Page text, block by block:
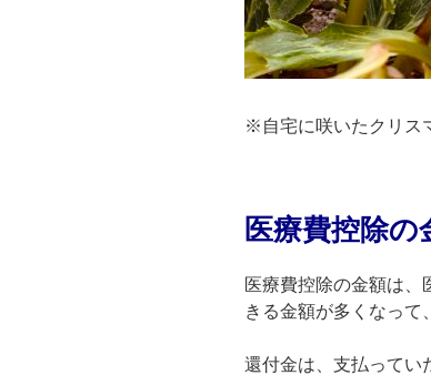
※自宅に咲いたクリス
医療費控除の
医療費控除の金額は、
きる金額が多くなって
還付金は、支払ってい